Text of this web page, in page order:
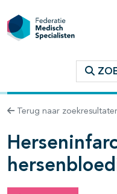
Terug naar
binnen deze richtlijn